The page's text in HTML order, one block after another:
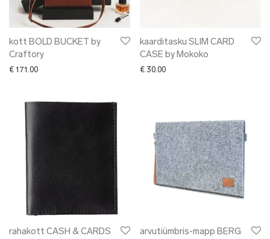
kott BOLD BUCKET by
Craftory
€ 171.00
kaarditasku SLIM CARD
CASE by Mokoko
€ 30.00
rahakott CASH & CARDS
arvutiümbris-mapp BERG